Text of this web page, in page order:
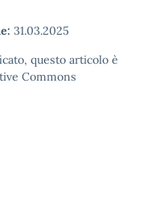
31.03.2025
questo articolo è
Commons